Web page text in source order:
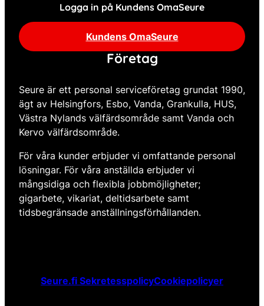
Logga in på Kundens OmaSeure
Kundens OmaSeure
Företag
Seure är ett personal serviceföretag grundat 1990,
ägt av Helsingfors, Esbo, Vanda, Grankulla, HUS,
Västra Nylands välfärdsområde samt Vanda och
Kervo välfärdsområde.
För våra kunder erbjuder vi omfattande personal
lösningar. För våra anställda erbjuder vi
mångsidiga och flexibla jobbmöjligheter;
gigarbete, vikariat, deltidsarbete samt
tidsbegränsade anställningsförhållanden.
Seure.fi SekretesspolicyCookiepolicyer